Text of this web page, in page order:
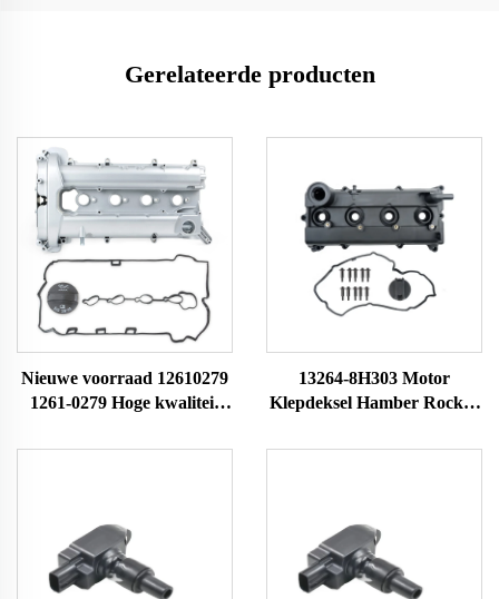
Gerelateerde producten
Nieuwe voorraad 12610279
1261-0279 Hoge kwaliteit
motorcilinder voor C-
13264-8H303 Motor
Klepdeksel Hamber Rocker
Passend voor Nissan X-